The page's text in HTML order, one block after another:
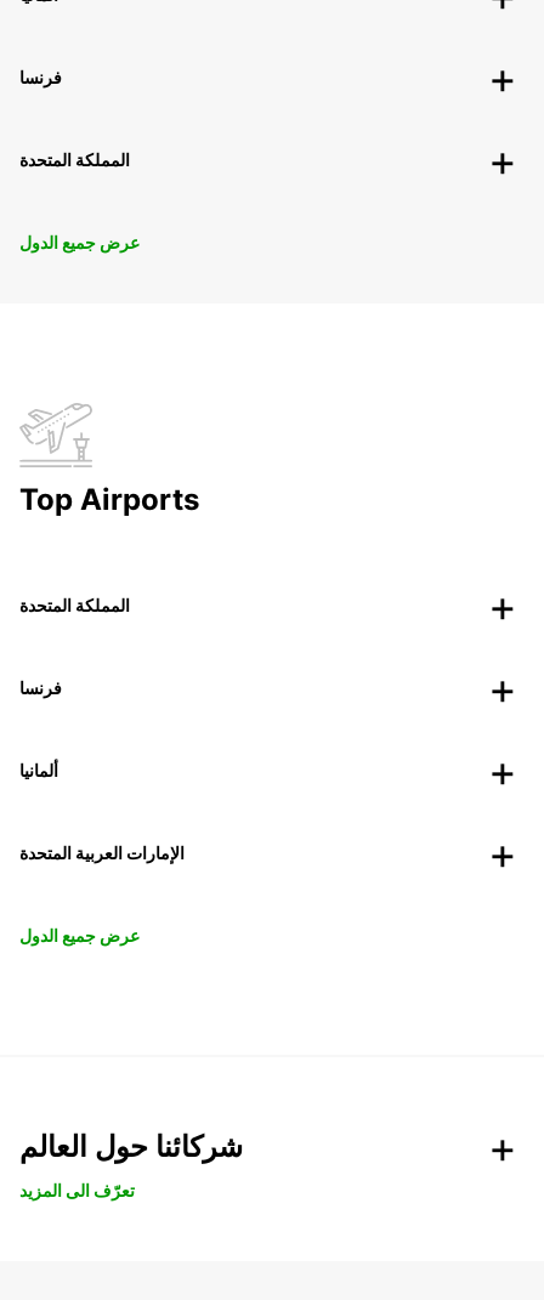
فرنسا
المملكة المتحدة
عرض جميع الدول
Top Airports
المملكة المتحدة
فرنسا
ألمانيا
الإمارات العربية المتحدة
عرض جميع الدول
شركائنا حول العالم
تعرّف الى المزيد